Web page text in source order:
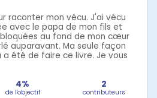
raconter mon vécu. J'ai vécu
avec le papa de mon fils et
au fond de mon cœur
auparavant. Ma seule façon
été de faire ce livre. Je vous
4%
de l'objectif
2
contributeurs